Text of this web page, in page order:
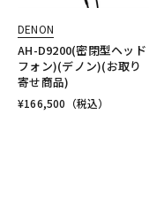
DENON
AH-D9200(密閉型ヘッド
フォン)(デノン)(お取り
寄せ商品)
¥166,500 （税込）